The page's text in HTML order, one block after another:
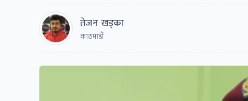
तेजन खड्का
काठमाडाैं